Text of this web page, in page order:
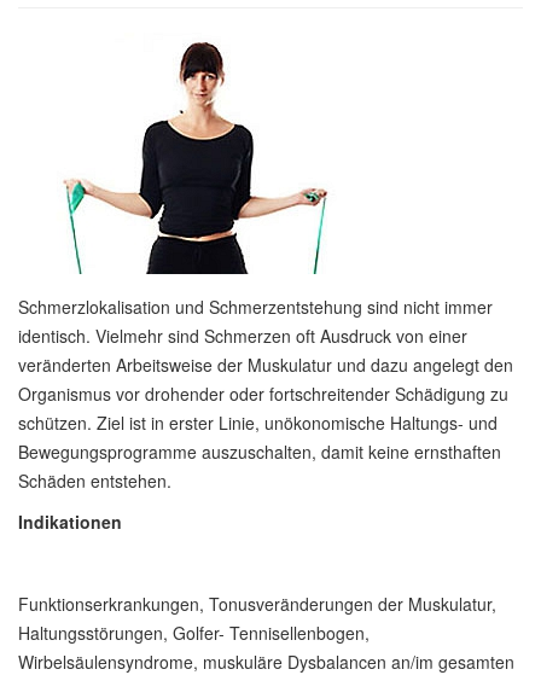
Schmerzlokalisation und Schmerzentstehung sind nicht immer
identisch. Vielmehr sind Schmerzen oft Ausdruck von einer
veränderten Arbeitsweise der Muskulatur und dazu angelegt den
Organismus vor drohender oder fortschreitender Schädigung zu
schützen. Ziel ist in erster Linie, unökonomische Haltungs- und
Bewegungsprogramme auszuschalten, damit keine ernsthaften
Schäden entstehen.
Indikationen
Funktionserkrankungen, Tonusveränderungen der Muskulatur,
Haltungsstörungen, Golfer- Tennisellenbogen,
Wirbelsäulensyndrome, muskuläre Dysbalancen an/im gesamten